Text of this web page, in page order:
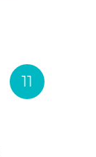
11